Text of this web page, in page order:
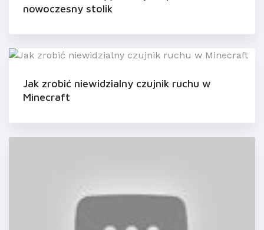
nowoczesny stolik
Jak zrobić niewidzialny czujnik ruchu w
Minecraft